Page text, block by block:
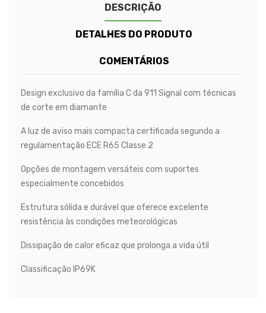
DESCRIÇÃO
DETALHES DO PRODUTO
COMENTÁRIOS
Design exclusivo da família C da 911 Signal com técnicas
de corte em diamante
A luz de aviso mais compacta certificada segundo a
regulamentação ECE R65 Classe 2
Opções de montagem versáteis com suportes
especialmente concebidos
Estrutura sólida e durável que oferece excelente
resistência às condições meteorológicas
Dissipação de calor eficaz que prolonga a vida útil
Classificação IP69K